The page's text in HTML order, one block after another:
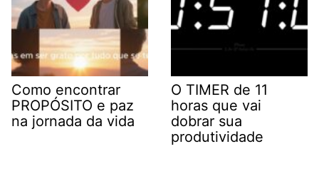
Como encontrar
PROPÓSITO e paz
na jornada da vida
O TIMER de 11
horas que vai
dobrar sua
produtividade